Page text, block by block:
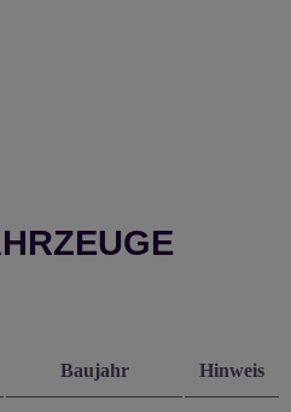
Baujahr Hinweis